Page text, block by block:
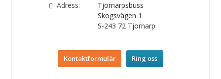
Adress:
Tjörnarpsbuss
Skogsvägen 1
S-243 72 Tjörnarp
Kontaktformulär Ring oss